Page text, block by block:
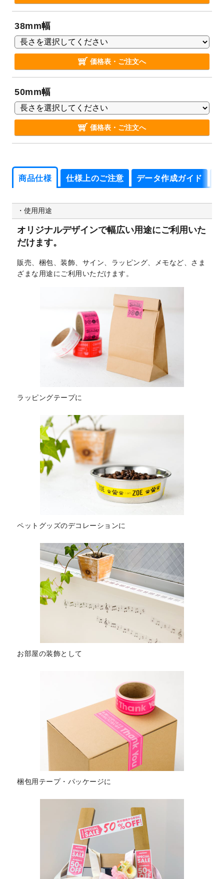
38mm幅
価格表・ご注文へ
50mm幅
価格表・ご注文へ
商品仕様 仕様上のご注意 データ作成ガイド
商品仕様 仕様上のご注意 データ作成ガイド
使用用途
オリジナルデザインで幅広い用途にご利用いた
だけます。
販売、梱包、装飾、サイン、ラッピング、メモなど、さま
ざまな用途にご利用いただけます。
ラッピングテープに
ペットグッズのデコレーションに
お部屋の装飾として
梱包用テープ・パッケージに